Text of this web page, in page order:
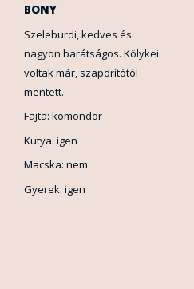
BONY
Szeleburdi, kedves és
nagyon barátságos. Kölykei
voltak már, szaporítótól
mentett.
Fajta: komondor
Kutya: igen
Macska: nem
Gyerek: igen